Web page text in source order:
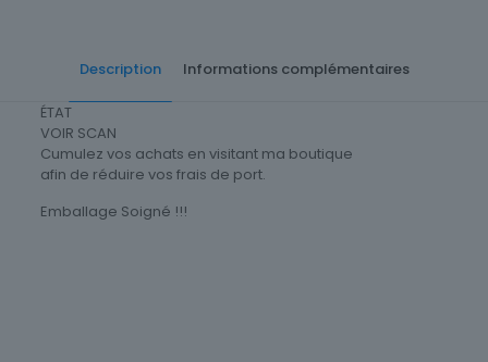
Description Informations complémentaires
ÉTAT
VOIR SCAN
Cumulez vos achats en visitant ma boutique
afin de réduire vos frais de port.
Emballage Soigné !!!